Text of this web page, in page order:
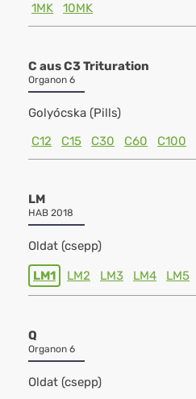
1MK
10MK
C aus C3 Trituration
Organon 6
Golyócska (Pills)
C12
C15 C30 C60 C100
LM
HAB 2018
Oldat (csepp)
LM1 LM2 LM3 LM4 LM5
Q
Organon 6
Oldat (csepp)